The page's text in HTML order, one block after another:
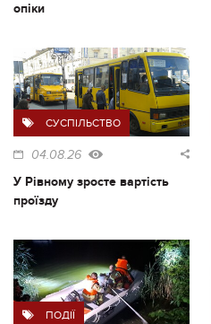
опіки
СУСПІЛЬСТВО
04.08.26
У Рівному зросте вартість
проїзду
ПОДІЇ